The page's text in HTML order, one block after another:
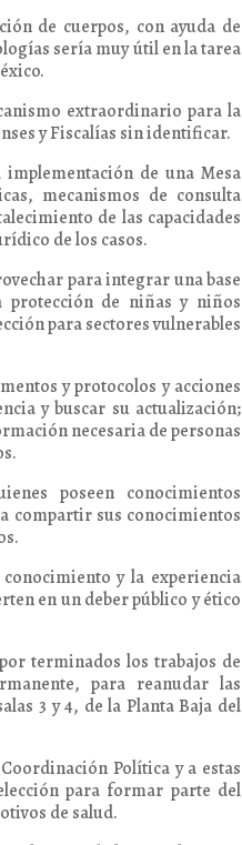
de cuerpos, con ayuda de
sería muy útil en la tarea
extraordinario para la
y Fiscalías sin identificar.
de una Mesa
mecanismos de consulta
de las capacidades
de los casos.
para integrar una base
protección de niñas y niños
para sectores vulnerables
y protocolos y acciones
y buscar su actualización;
necesaria de personas
poseen conocimientos
compartir sus conocimientos
y la experiencia
en un deber público y ético
terminados los trabajos de
para reanudar las
3 y 4, de la Planta Baja del
Política y a estas
para formar parte del
de salud.